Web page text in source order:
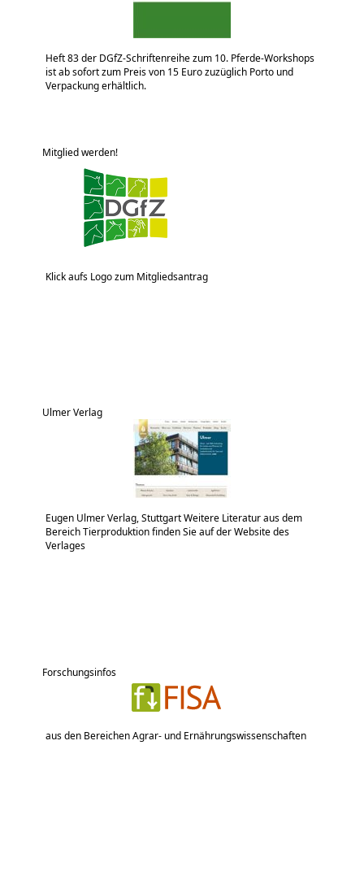
Heft 83 der DGfZ-Schriftenreihe zum 10. Pferde-Workshops
ist ab sofort zum Preis von 15 Euro zuzüglich Porto und
Verpackung erhältlich.
Mitglied werden!
Klick aufs Logo zum Mitgliedsantrag
Ulmer Verlag
Eugen Ulmer Verlag, Stuttgart Weitere Literatur aus dem
Bereich Tierproduktion finden Sie auf der Website des
Verlages
Forschungsinfos
aus den Bereichen Agrar- und Ernährungswissenschaften